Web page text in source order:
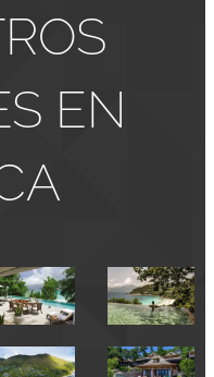
EN